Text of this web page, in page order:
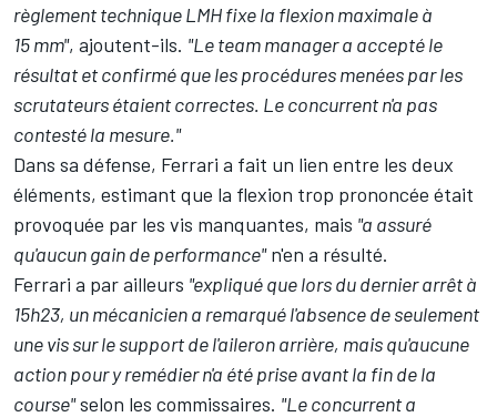
règlement technique LMH fixe la flexion maximale à
15 mm", ajoutent-ils. "Le team manager a accepté le
résultat et confirmé que les procédures menées par les
scrutateurs étaient correctes. Le concurrent n'a pas
contesté la mesure."
Dans sa défense, Ferrari a fait un lien entre les deux
éléments, estimant que la flexion trop prononcée était
provoquée par les vis manquantes, mais "a assuré
qu'aucun gain de performance"n'en a résulté.
Ferrari a par ailleurs "expliqué que lors du dernier arrêt à
15h23, un mécanicien a remarqué l'absence de seulement
une vis sur le support de l'aileron arrière, mais qu'aucune
action pour y remédier n'a été prise avant la fin de la
course"selon les commissaires. "Le concurrent a